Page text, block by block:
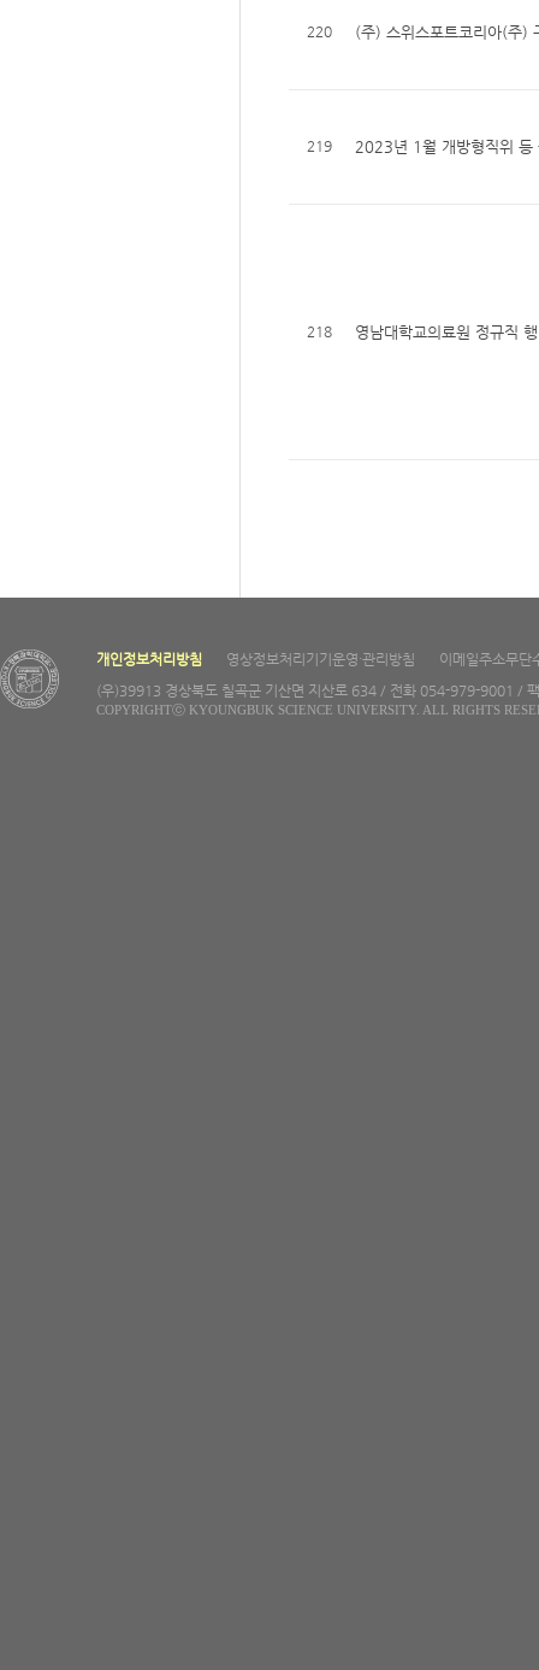
220 (주) 스위스포트코리아(주)
219 2023년 1월 개방형직위 등
218 영남대학교의료원 정규직
개인정보처리방침 영상정보처리기기운영·관리방침
이메일주소무단
(우)39913 경상북도 칠곡군 기산면 지산로 634 / 전화 054-979-9001 /
COPYRIGHTⓒ KYOUNGBUK SCIENCE UNIVERSITY. ALL RIGHTS